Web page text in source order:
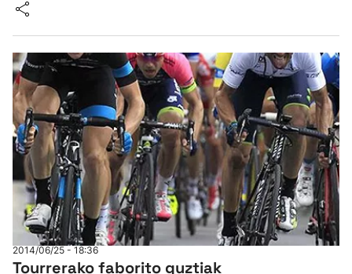
2014/06/25 - 18:36
Tourrerako faborito guztiak